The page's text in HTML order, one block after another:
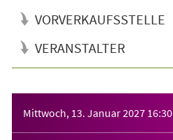
VORVERKAUFSSTELLE
VERANSTALTER
Mittwoch, 13. Januar 2027 16:30